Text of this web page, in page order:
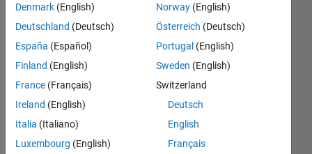
14 Nov
2024
Risposta
Aggiornato
15 Nov
15
Visualizzazioni
Denmark (English)
Deutschland (Deutsch)
España (Español)
Finland (English)
France (Français)
Ireland (English)
Italia (Italiano)
Luxembourg (English)
Norway(English)
Österreich (Deutsch)
Portugal (English)
Sweden (English)
Switzerland
Deutsch
English
Français